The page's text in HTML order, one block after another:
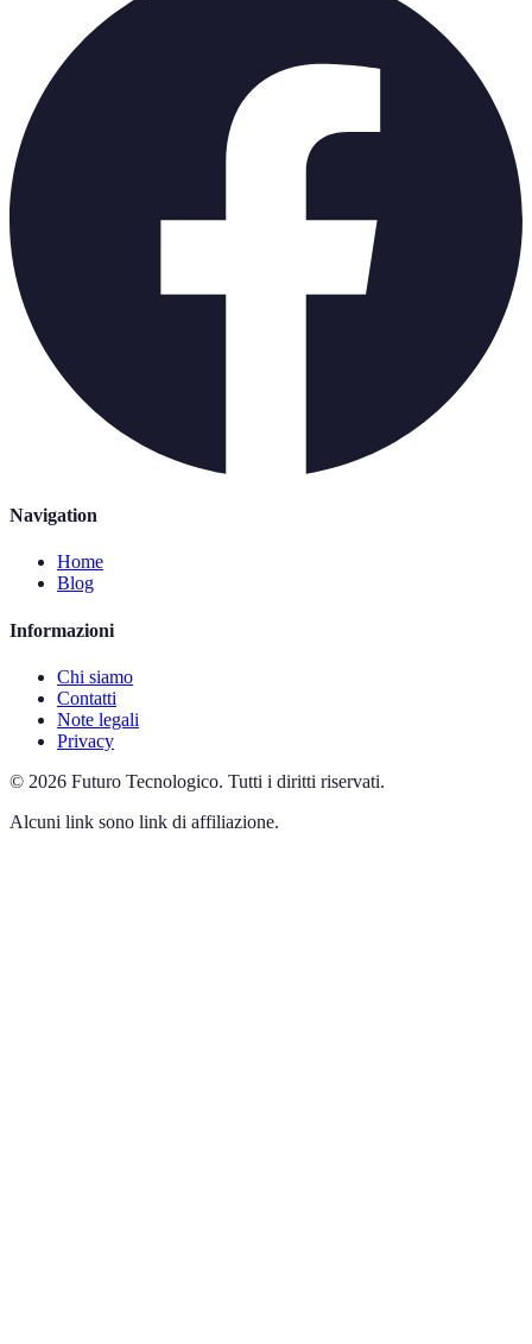
Navigation
Home
Blog
Informazioni
Chi siamo
Contatti
Note legali
Privacy
© 2026 Futuro Tecnologico. Tutti i diritti riservati.
Alcuni link sono link di affiliazione.